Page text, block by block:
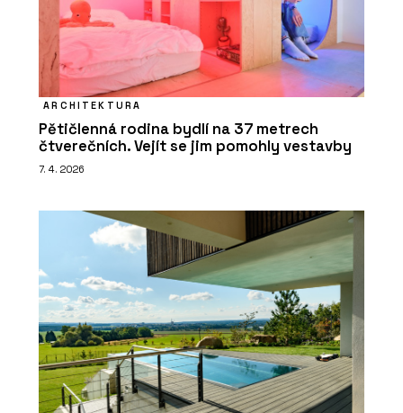
ARCHITEKTURA
Pětičlenná rodina bydlí na 37 metrech
čtverečních. Vejít se jim pomohly vestavby
7. 4. 2026